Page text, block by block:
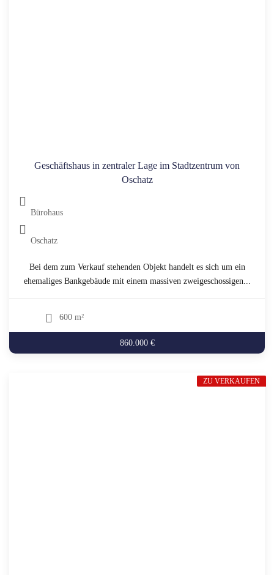
Geschäftshaus in zentraler Lage im Stadtzentrum von
Oschatz
Bürohaus
Oschatz
Bei dem zum Verkauf stehenden Objekt handelt es sich um ein
ehemaliges Bankgebäude mit einem massiven zweigeschossigen...
600 m²
860.000 €
ZU VERKAUFEN